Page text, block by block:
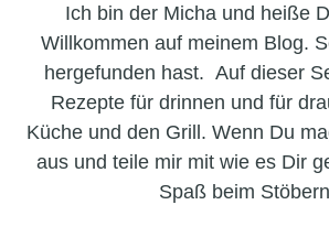
Ich bin der Micha und heiße
Willkommen auf meinem Blog.
hergefunden hast. Auf dieser
Rezepte für drinnen und für
Küche und den Grill. Wenn Du
aus und teile mir mit wie es Dir
Spaß beim